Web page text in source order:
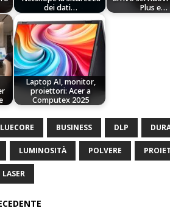
dei dati…
Plus e…
Laptop AI, monitor,
proiettori: Acer a
Computex 2025
BUSINESS DLP
LUMINOSITÀ POLVERE